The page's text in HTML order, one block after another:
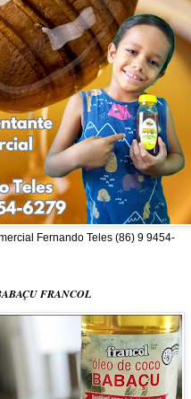
Fernando Teles (86) 9 9454-
FRANCOL